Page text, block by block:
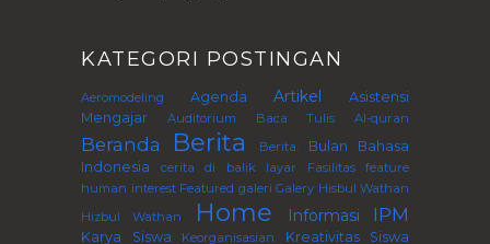
KATEGORI POSTINGAN
Aeromodeling Agenda Artikel
Asistensi
Mengajar
Auditorium Baca Tulis Al-quran
Beranda Berita Berita.
Bulan Bahasa
Indonesia
cerita di balik layar Fasilitas
feature
human interest Featured galeri Galery Hisbul Wathan
Hizbul Wathan
Home Informasi IPM
Karya Siswa Keorganisasian Kreativitas Siswa